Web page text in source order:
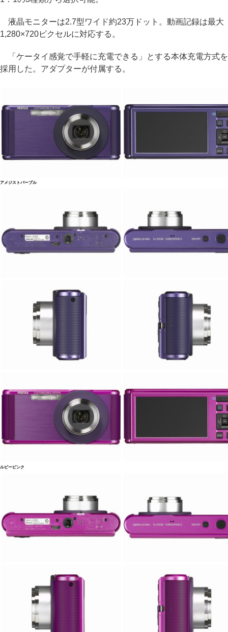
液晶モニターは2.7型ワイド約23万ドット。動画記録は最大
1,280×720ピクセルに対応する。
「ケータイ感覚で手軽に充電できる」とする本体充電方式を
採用した。アダプターが付属する。
アメジストパープル
ルビーピンク